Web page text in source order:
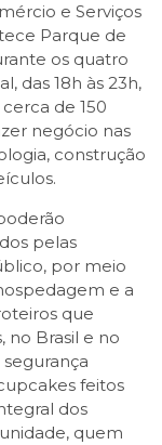
e Serviços
Parque de
os quatro
das 18h às 23h,
de 150
negócio nas
construção
pelas
por meio
e a
que
no Brasil e no
feitos
dos
quem